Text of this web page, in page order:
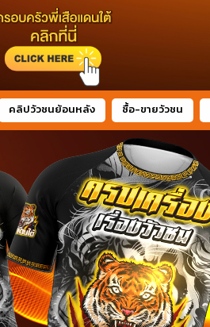
คลิปวัวชนย้อนหลัง ซื้อ-ขายวัวชน